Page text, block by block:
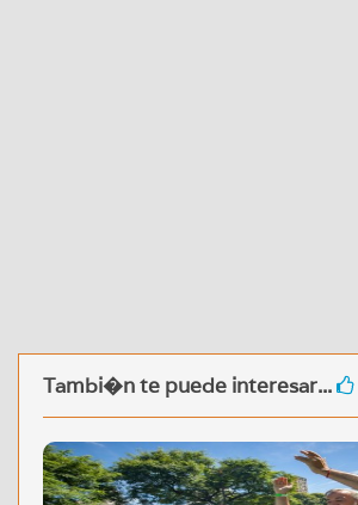
Tambi�n te puede interesar...